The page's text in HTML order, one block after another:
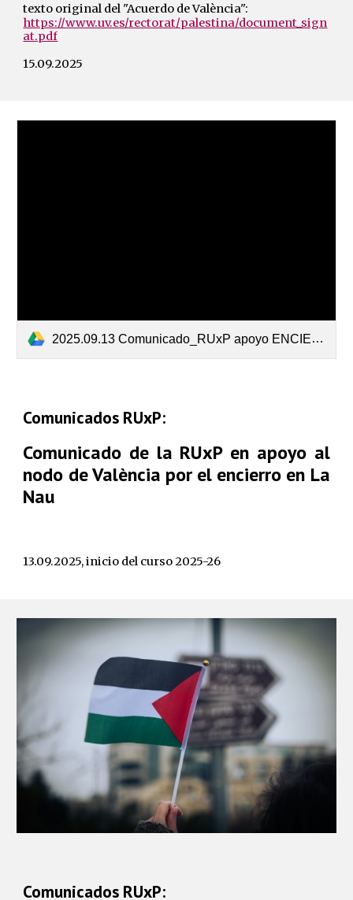
texto original del "Acuerdo de València":
https://www.uv.es/rectorat/palestina/document_sign
at.pdf
15.09.2025
2025.09.13 Comunicado_RUxP apoyo ENCIERRO VALENCIA.pdf
Comunicados RUxP:
Comunicado de la RUxP en apoyo al
nodo de València por el encierro en La
Nau
13.09.2025, inicio del curso 2025-26
Comunicados RUxP: